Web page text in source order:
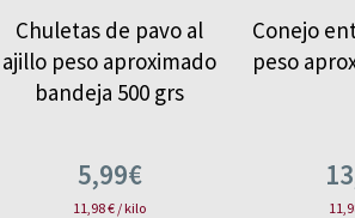
Chuletas de pavo al
ajillo peso aproximado
bandeja 500 grs
5,99€
11,98 € / kilo
Conejo
peso